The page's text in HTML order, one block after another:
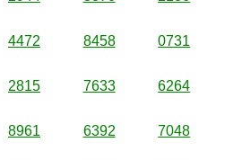
4472 8458 0731
2815 7633 6264
8961 6392 7048